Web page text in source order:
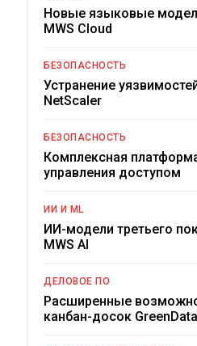
Новые языковые
MWS Cloud
БЕЗОПАСНОСТЬ
Устранение
NetScaler
БЕЗОПАСНОСТЬ
Комплексная
управления доступом
ИИ И ML
ИИ-модели третьего
MWS AI
ДЕЛОВОЕ ПО
Расширенные
канбан-досок GreenData